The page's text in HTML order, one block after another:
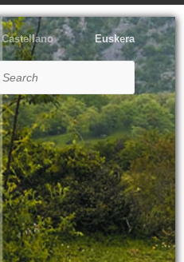
Castellano Euskera